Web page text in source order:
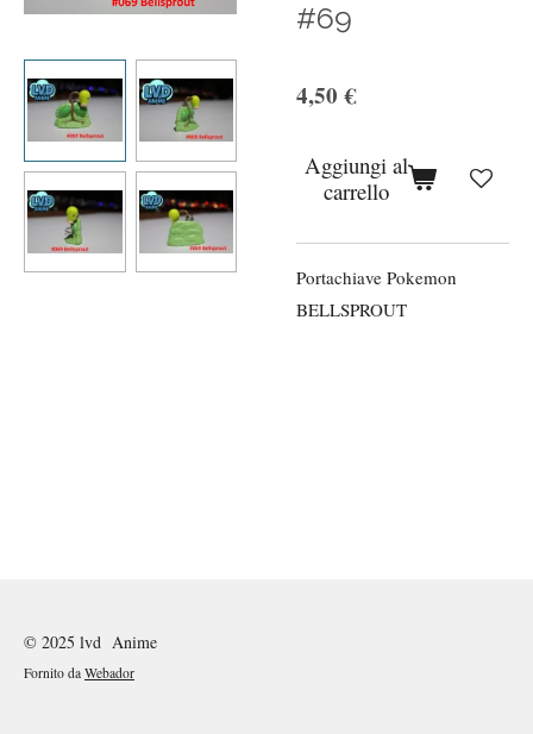
#69
4,50 €
Aggiungi al
carrello
Portachiave Pokemon
BELLSPROUT
© 2025 lvd Anime
Fornito da Webador